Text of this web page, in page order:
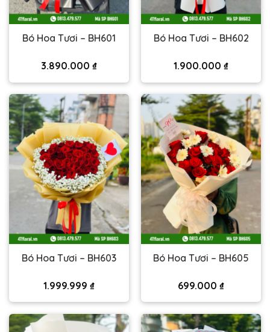
Bó Hoa Tươi – BH601
3.890.000 ₫
Bó Hoa Tươi – BH602
1.900.000 ₫
Bó Hoa Tươi – BH603
1.999.999 ₫
Bó Hoa Tươi – BH605
699.000 ₫